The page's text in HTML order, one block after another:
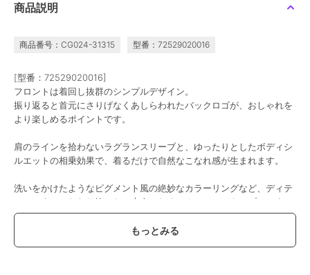
商品説明
商品番号：CG024-31315 型番：72529020016
[型番：72529020016]
フロントは着回し抜群のシンプルデザイン。
振り返ると首元にさりげなくあしらわれたバックロゴが、おしゃれを
より楽しめるポイントです。
肩のラインを拾わないラグランスリーブと、ゆったりとしたボディシ
ルエットの相乗効果で、着るだけで自然なこなれ感が生まれます。
洗いをかけたようなピグメント風の絶妙なカラーリングなど、ディテ
ールにまでこだわり抜いた、大人のためのカジュアルトップスです。
・センタープレス入りのスラックスやスカートと合わせると、カジュ